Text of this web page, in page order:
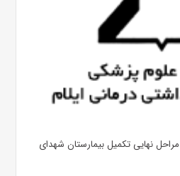
نهایی تکمیل بیمارستان شهدای